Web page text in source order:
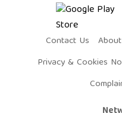
Contact Us
Privacy & Cookies